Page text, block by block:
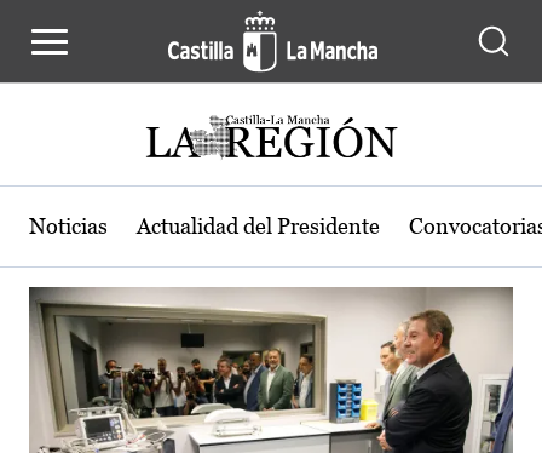
Actualidad de la región de Castilla-
Noticias Actualidad del Presidente